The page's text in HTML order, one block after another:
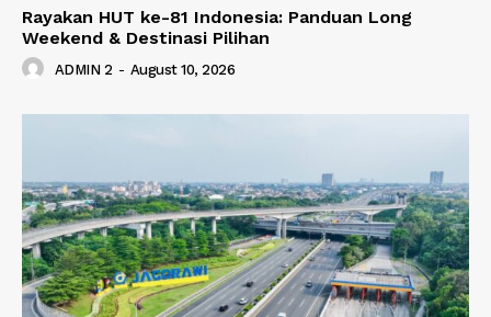
Rayakan HUT ke-81 Indonesia: Panduan Long
Weekend & Destinasi Pilihan
ADMIN 2 - August 10, 2026